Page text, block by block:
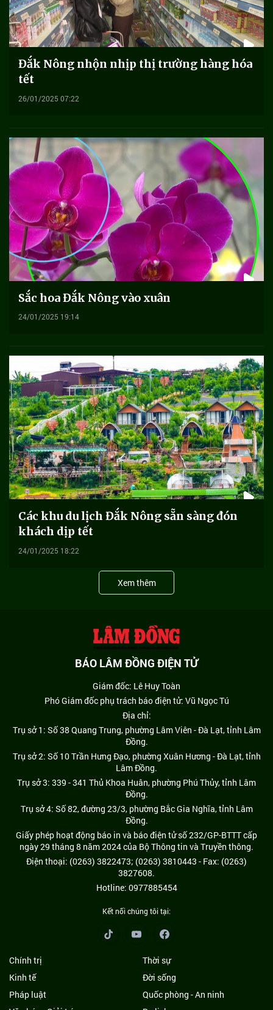
Đắk Nông nhộn nhịp thị trường hàng hóa
tết
26/01/2025 07:22
Sắc hoa Đắk Nông vào xuân
24/01/2025 19:14
Các khu du lịch Đắk Nông sẵn sàng đón
khách dịp tết
24/01/2025 18:22
Xem thêm
BÁO LÂM ĐỒNG ĐIỆN TỬ
Giám đốc: Lê Huy Toàn
Phó Giám đốc phụ trách báo điện tử: Vũ Ngọc Tú
Địa chỉ:
Trụ sở 1: Số 38 Quang Trung, phường Lâm Viên - Đà Lạt, tỉnh Lâm
Đồng.
Trụ sở 2: Số 10 Trần Hưng Đạo, phường Xuân Hương - Đà Lạt, tỉnh
Lâm Đồng.
Trụ sở 3: 339 - 341 Thủ Khoa Huân, phường Phú Thủy, tỉnh Lâm
Đồng.
Trụ sở 4: Số 82, đường 23/3, phường Bắc Gia Nghĩa, tỉnh Lâm
Đồng.
Giấy phép hoạt động báo in và báo điện tử số 232/GP-BTTT cấp
ngày 29 tháng 8 năm 2024 của Bộ Thông tin và Truyền thông.
Điện thoại: (0263) 3822473; (0263) 3810443 - Fax: (0263)
3827608.
Hotline: 0977885454
Kết nối chúng tôi tại:
Chính trị
Thời sự
Kinh tế
Đời sống
Pháp luật
Quốc phòng - An ninh